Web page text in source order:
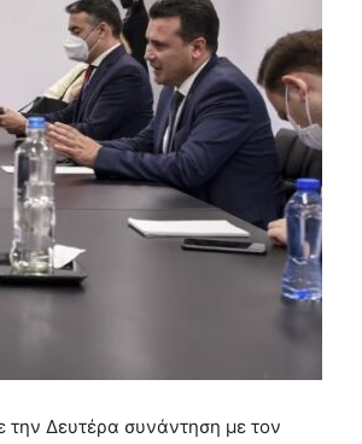
Δευτέρα συνάντηση με τον